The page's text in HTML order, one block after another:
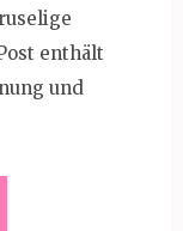
enthält
und